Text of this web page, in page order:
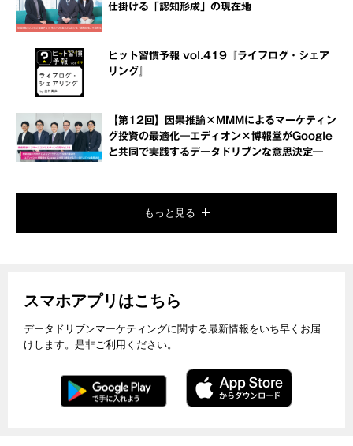
仕掛ける「認知形成」の現在地
ヒット習慣予報 vol.419『ライフログ・シェア
リング』
【第12回】因果推論×MMMによるマーケティン
グ投資の最適化―エディオン×博報堂がGoogle
と共同で実践するデータドリブンな意思決定―
もっと見る
スマホアプリはこちら
データドリブンマーケティングに関する最新情報をいち早くお届
けします。是非ご利用ください。